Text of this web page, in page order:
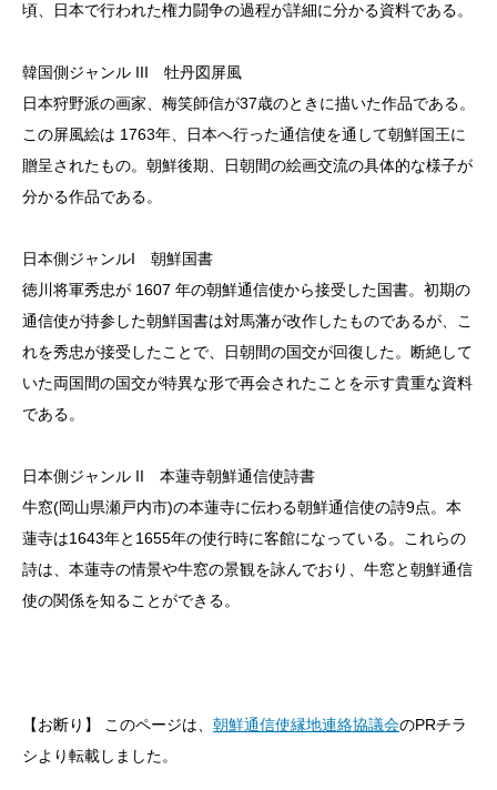
頃、日本で行われた権力闘争の過程が詳細に分かる資料である。
韓国側ジャンル III 牡丹図屏風
日本狩野派の画家、梅笑師信が37歳のときに描いた作品である。
この屏風絵は 1763年、日本へ行った通信使を通して朝鮮国王に
贈呈されたもの。朝鮮後期、日朝間の絵画交流の具体的な様子が
分かる作品である。
日本側ジャンルI 朝鮮国書
徳川将軍秀忠が 1607 年の朝鮮通信使から接受した国書。初期の
通信使が持参した朝鮮国書は対馬藩が改作したものであるが、こ
れを秀忠が接受したことで、日朝間の国交が回復した。断絶して
いた両国間の国交が特異な形で再会されたことを示す貴重な資料
である。
日本側ジャンル II 本蓮寺朝鮮通信使詩書
牛窓(岡山県瀬戸内市)の本蓮寺に伝わる朝鮮通信使の詩9点。本
蓮寺は1643年と1655年の使行時に客館になっている。これらの
詩は、本蓮寺の情景や牛窓の景観を詠んでおり、牛窓と朝鮮通信
使の関係を知ることができる。
【お断り】 このページは、 朝鮮通信使縁地連絡協議会のPRチラ
シより転載しました。